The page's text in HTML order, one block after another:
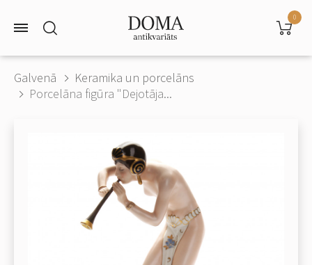
0
Galvenā
Keramika un porcelāns
Porcelāna figūra "Dejotāja...